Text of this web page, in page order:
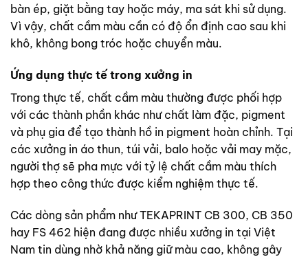
bàn ép, giặt bằng tay hoặc máy, ma sát khi sử dụng.
Vì vậy, chất cầm màu cần có độ ổn định cao sau khi
khô, không bong tróc hoặc chuyển màu.
Ứng dụng thực tế trong xưởng in
Trong thực tế, chất cầm màu thường được phối hợp
với các thành phần khác như chất làm đặc, pigment
và phụ gia để tạo thành hồ in pigment hoàn chỉnh. Tại
các xưởng in áo thun, túi vải, balo hoặc vải may mặc,
người thợ sẽ pha mực với tỷ lệ chất cầm màu thích
hợp theo công thức được kiểm nghiệm thực tế.
Các dòng sản phẩm như TEKAPRINT CB 300, CB 350
hay FS 462 hiện đang được nhiều xưởng in tại Việt
Nam tin dùng nhờ khả năng giữ màu cao, không gây